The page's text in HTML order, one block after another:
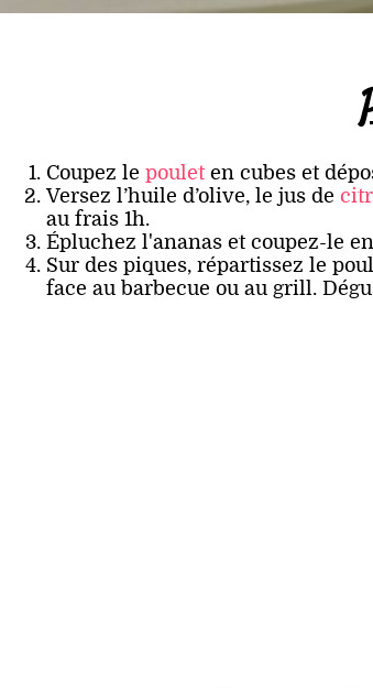
Coupez le poulet en cubes et
Versez l’huile d’olive, le jus de
au frais 1h.
Épluchez l'ananas et coupez-le
Sur des piques, répartissez le
face au barbecue ou au grill.